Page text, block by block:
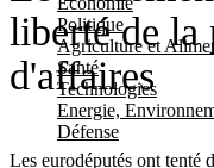
Politique
Agriculture et
Santé
Technologies
Energie,
Défense
liberté de la
d'affaires
Les eurodéputés ont tenté